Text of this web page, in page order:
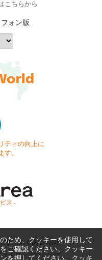
こちらから
ォン版
ティの向上に
す。
ス -
ド
よくある質問
ライバシーポリシー
ため、クッキーを使用して
をご確認ください。クッキー
を押してください。クッキ